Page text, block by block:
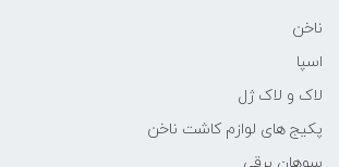
ناخن
اسپا
لاک و لاک ژل
پکیج های لوازم کاشت ناخن
سوهان برقی